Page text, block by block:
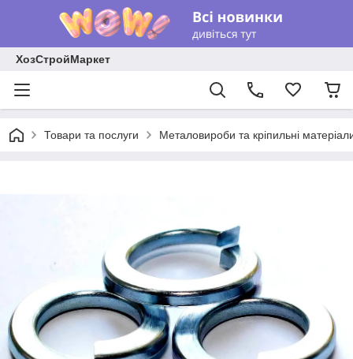
ХозСтройМаркет
Товари та послуги Металовироби та кріпильні